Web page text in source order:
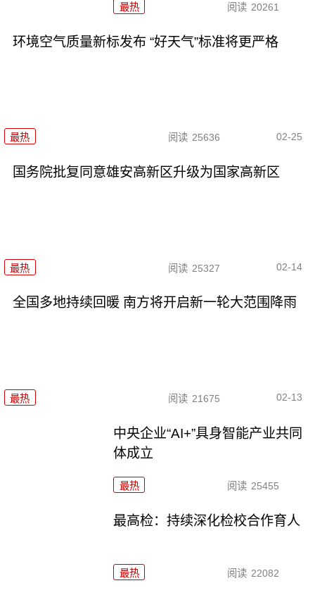
最热 阅读 20261
环境空气质量新标发布 “好天气”标准将更严格
最热 阅读 25636 02-25
国务院批复同意雄安高新区升级为国家高新区
最热 阅读 25327 02-14
全国多地持续回暖 南方将开启新一轮大范围降雨
最热 阅读 21675 02-13
中央企业“AI+”具身智能产业共同
体成立
最热 阅读 25455
最高检：持续深化检校合作育人
最热 阅读 22082